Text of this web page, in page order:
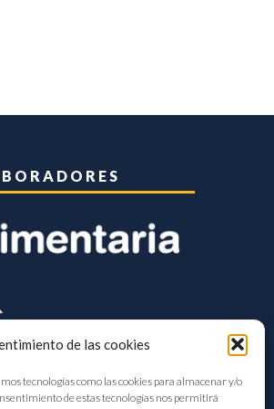
de las cookies
tecnologías como las cookies para almacenar y/o
de estas tecnologías nos permitirá